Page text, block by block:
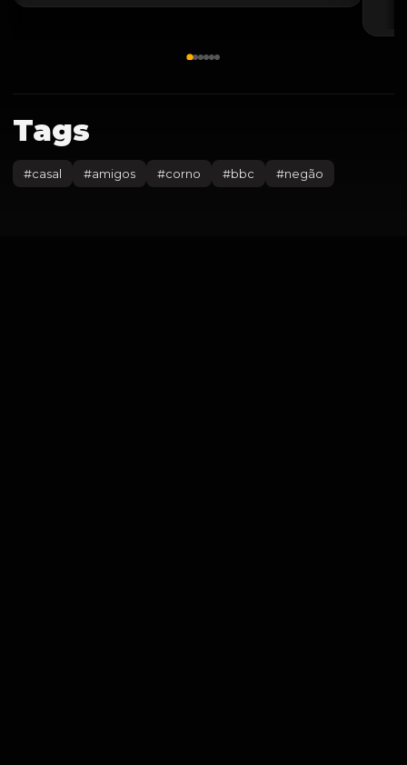
Tags
#casal #amigos #corno #bbc #negão